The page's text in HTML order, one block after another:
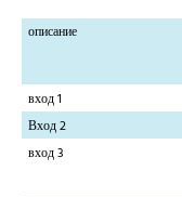
описание
вход 1
Вход 2
вход 3